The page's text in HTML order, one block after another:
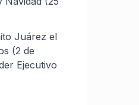
Juárez el
(2 de
Ejecutivo